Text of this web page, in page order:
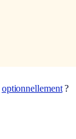
optionnellement?